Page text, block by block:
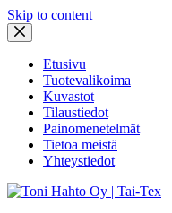
Skip to content
Etusivu
Tuotevalikoima
Kuvastot
Tilaustiedot
Painomenetelmät
Tietoa meistä
Yhteystiedot